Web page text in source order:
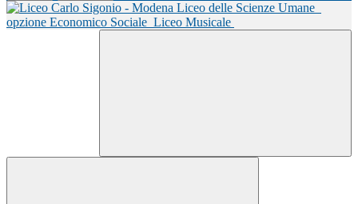
Liceo delle Scienze Umane
opzione Economico Sociale Liceo Musicale